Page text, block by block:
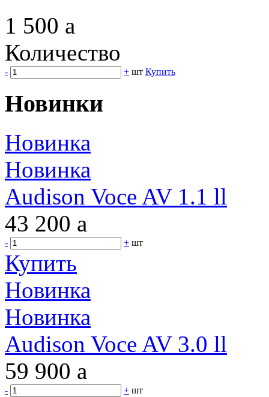
1 500 a
Количество
- + шт Купить
Новинки
Новинка
Новинка
Audison Voce AV 1.1 ll
43 200 a
- + шт
Купить
Новинка
Новинка
Audison Voce AV 3.0 ll
59 900 a
- + шт